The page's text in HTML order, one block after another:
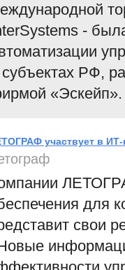
-
РФ,
«Эскейп».
участвует в ИТ-
для
свои